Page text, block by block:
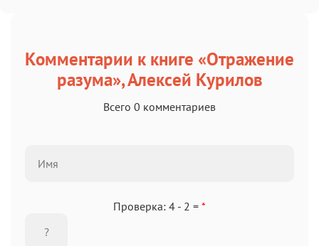
Комментарии к книге «Отражение
разума», Алексей Курилов
Всего 0 комментариев
Проверка: 4 - 2 = *